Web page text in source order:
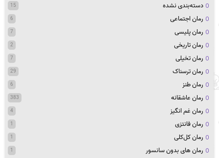
دسته‌بندی نشده
15
رمان اجتماعی 6
رمان پلیسی 7
رمان تاریخی 2
رمان تخیلی 7
رمان ترسناک 29
رمان طنز 6
رمان عاشقانه 383
رمان غم انگیز 4
رمان فانتزی 1
رمان کل‌کلی 1
رمان های بدون سانسور 1